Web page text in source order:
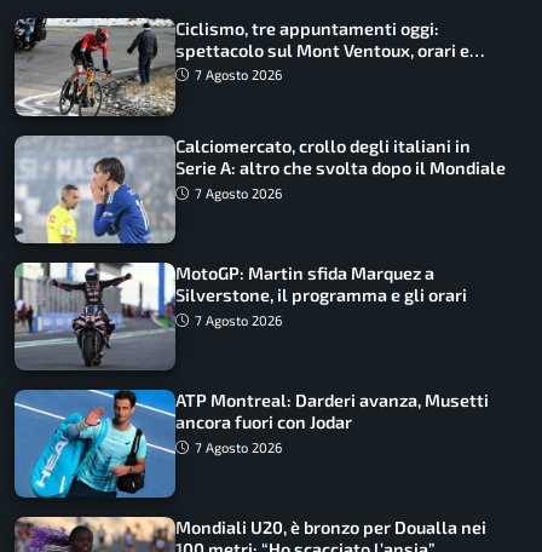
Ciclismo, tre appuntamenti oggi:
spettacolo sul Mont Ventoux, orari e
come vederli
7 Agosto 2026
Calciomercato, crollo degli italiani in
Serie A: altro che svolta dopo il Mondiale
7 Agosto 2026
MotoGP: Martin sfida Marquez a
Silverstone, il programma e gli orari
7 Agosto 2026
ATP Montreal: Darderi avanza, Musetti
ancora fuori con Jodar
7 Agosto 2026
Mondiali U20, è bronzo per Doualla nei